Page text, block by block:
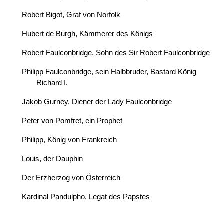
Robert Bigot, Graf von Norfolk
Hubert de Burgh, Kämmerer des Königs
Robert Faulconbridge, Sohn des Sir Robert Faulconbridge
Philipp Faulconbridge, sein Halbbruder, Bastard König
Richard I.
Jakob Gurney, Diener der Lady Faulconbridge
Peter von Pomfret, ein Prophet
Philipp, König von Frankreich
Louis, der Dauphin
Der Erzherzog von Österreich
Kardinal Pandulpho, Legat des Papstes